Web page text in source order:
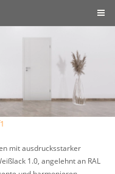
mit ausdrucksstarker
1.0, angelehnt an RAL